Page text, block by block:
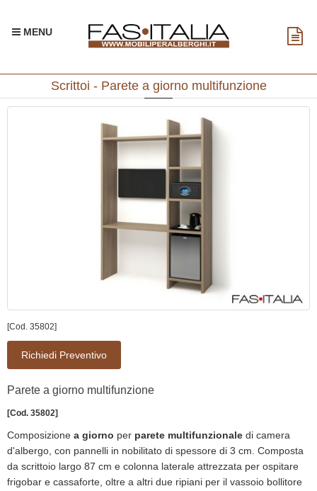
MENU
Scrittoi - Parete a giorno multifunzione
[Cod. 35802]
Richiedi Preventivo
Parete a giorno multifunzione
[Cod. 35802]
Composizione a giorno per parete multifunzionale di camera
d'albergo, con pannelli in nobilitato di spessore di 3 cm. Composta
da scrittoio largo 87 cm e colonna laterale attrezzata per ospitare
frigobar e cassaforte, oltre a altri due ripiani per il vassoio bollitore